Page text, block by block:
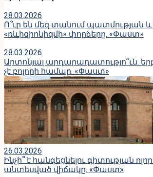
28.03.2026
Ո՞ւր են մեզ տանում պատմության և
«ռևիզիոնիզմի» փորձերը. «Փաստ»
28.03.2026
Արտոնյալ արդարադատությո՞ւն. երբ
չէ բոլորի համար. «Փաստ»
26.03.2026
Ինչի՞ է հանգեցնելու գիտության
անտեսված վիճակը. «Փաստ»